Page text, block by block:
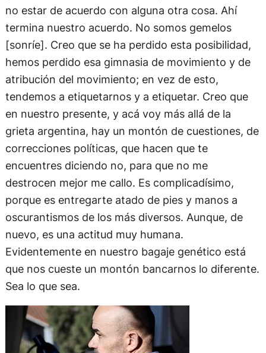
no estar de acuerdo con alguna otra cosa. Ahí
termina nuestro acuerdo. No somos gemelos
[sonríe]. Creo que se ha perdido esta posibilidad,
hemos perdido esa gimnasia de movimiento y de
atribución del movimiento; en vez de esto,
tendemos a etiquetarnos y a etiquetar. Creo que
en nuestro presente, y acá voy más allá de la
grieta argentina, hay un montón de cuestiones, de
correcciones políticas, que hacen que te
encuentres diciendo no, para que no me
destrocen mejor me callo. Es complicadísimo,
porque es entregarte atado de pies y manos a
oscurantismos de los más diversos. Aunque, de
nuevo, es una actitud muy humana.
Evidentemente en nuestro bagaje genético está
que nos cueste un montón bancarnos lo diferente.
Sea lo que sea.